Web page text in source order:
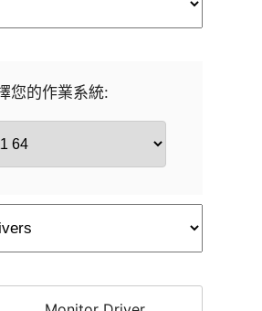
您的作業系統: